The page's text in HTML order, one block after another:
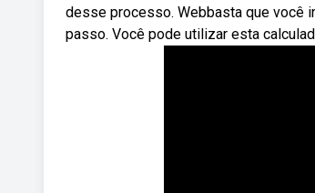
desse processo. Webbasta que você
passo. Você pode utilizar esta